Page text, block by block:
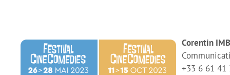
Corentin
+33 6 61 41